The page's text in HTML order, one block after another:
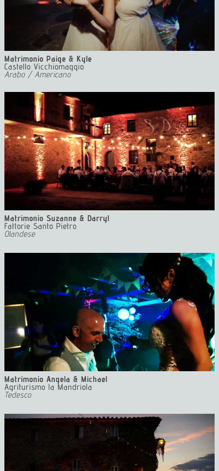
Matrimonio Paige & Kyle
Castello Vicchiomaggio
Arabo / Americano
3 Musica Matrimonio Firenze Dj Eventi Tuscany Dj Eventi
Matrimonio Suzanne & Darryl
Fattorie Santo Pietro
Olandese
Matrimonio Angela & Michael
Agriturismo la Mandriola
Tedesco